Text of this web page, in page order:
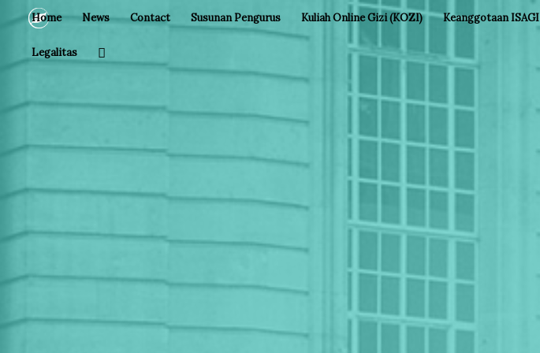
Home News Contact Susunan Pengurus Kuliah Online Gizi (KOZI) Keanggotaan ISAGI
Legalitas